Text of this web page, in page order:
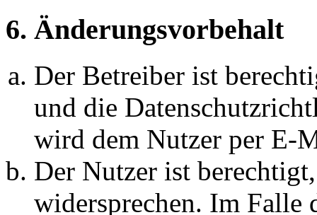
6. Änderungsvorbehalt
Der Betreiber ist
und die
wird dem Nutzer per E-
Der Nutzer ist
widersprechen. Im Falle